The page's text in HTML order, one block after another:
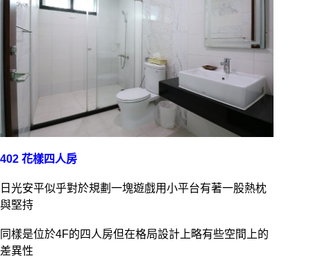
402 花樣四人房
日光安平似乎對於規劃一塊遊戲用小平台有著一股熱枕
與堅持
同樣是位於4F的四人房但在格局設計上略有些空間上的
差異性